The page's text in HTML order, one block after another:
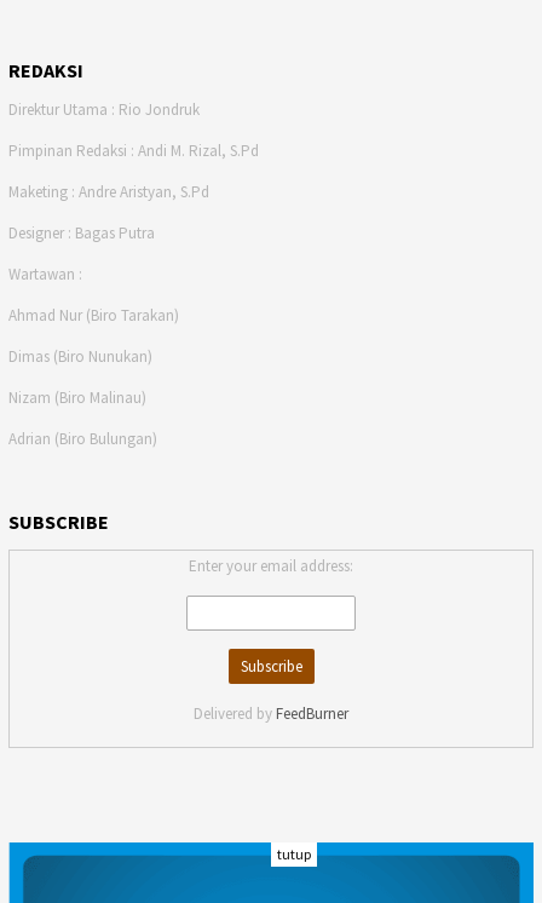
REDAKSI
Direktur Utama : Rio Jondruk
Pimpinan Redaksi : Andi M. Rizal, S.Pd
Maketing : Andre Aristyan, S.Pd
Designer : Bagas Putra
Wartawan :
Ahmad Nur (Biro Tarakan)
Dimas (Biro Nunukan)
Nizam (Biro Malinau)
Adrian (Biro Bulungan)
SUBSCRIBE
Enter your email address:
Delivered by FeedBurner
tutup